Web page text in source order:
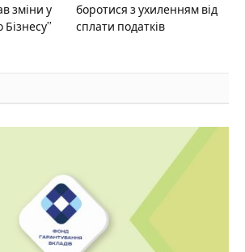
зміни у
Бізнесу”
боротися з ухиленням від
сплати податків